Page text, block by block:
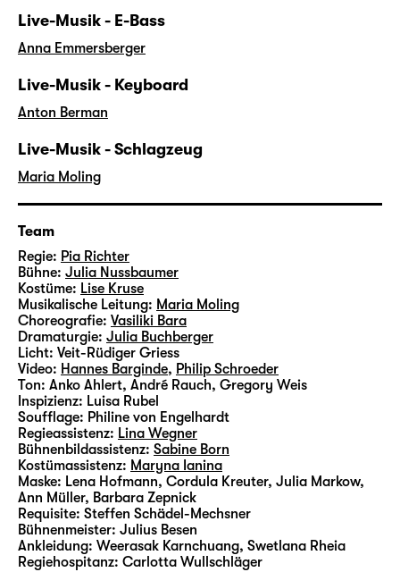
Live-Musik - E-Bass
Anna Emmersberger
Live-Musik - Keyboard
Anton Berman
Live-Musik - Schlagzeug
Maria Moling
Team
Regie: Pia Richter
Bühne: Julia Nussbaumer
Kostüme: Lise Kruse
Musikalische Leitung: Maria Moling
Choreografie: Vasiliki Bara
Dramaturgie: Julia Buchberger
Licht: Veit-Rüdiger Griess
Video: Hannes Barginde, Philip Schroeder
Ton: Anko Ahlert, André Rauch, Gregory Weis
Inspizienz: Luisa Rubel
Soufflage: Philine von Engelhardt
Regieassistenz: Lina Wegner
Bühnenbildassistenz: Sabine Born
Kostümassistenz: Maryna Ianina
Maske: Lena Hofmann, Cordula Kreuter, Julia Markow,
Ann Müller, Barbara Zepnick
Requisite: Steffen Schädel-Mechsner
Bühnenmeister: Julius Besen
Ankleidung: Weerasak Karnchuang, Swetlana Rheia
Regiehospitanz: Carlotta Wullschläger